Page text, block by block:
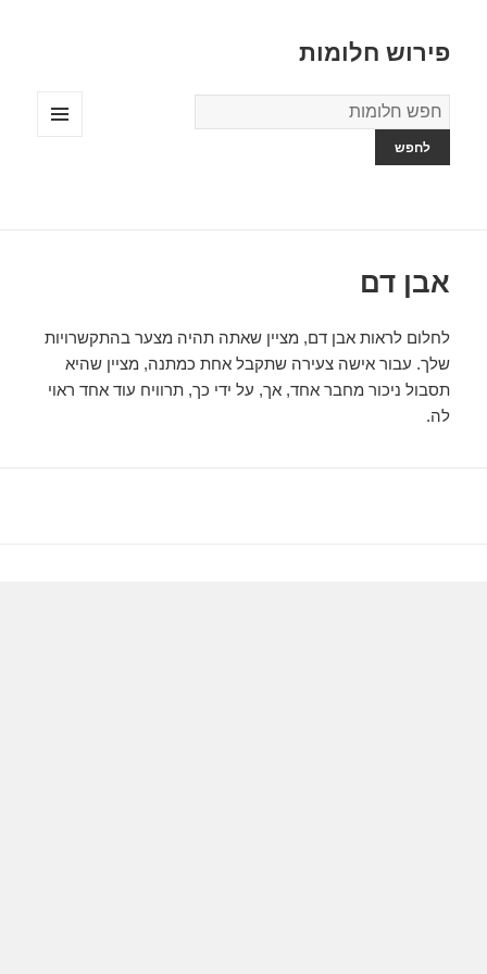
פירוש חלומות
מילון
החלומות
אבן דם
לחלום לראות אבן דם, מציין שאתה תהיה מצער בהתקשרויות
שלך. עבור אישה צעירה שתקבל אחת כמתנה, מציין שהיא
תסבול ניכור מחבר אחד, אך, על ידי כך, תרוויח עוד אחד ראוי
לה.